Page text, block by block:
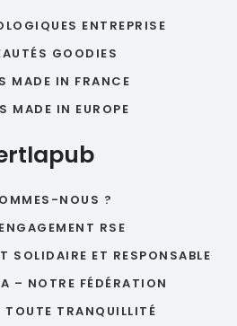
ENTREPRISE
GOODIES
MADE IN FRANCE
MADE IN EUROPE
NOUS ?
RSE
SOLIDAIRE ET RESPONSABLE
– NOTRE FÉDÉRATION
TOUTE TRANQUILLITÉ